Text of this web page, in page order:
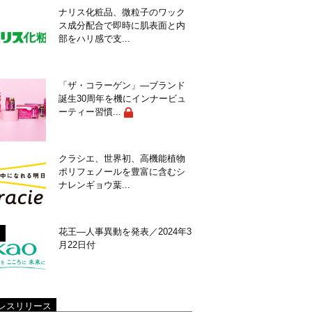
ナリス化粧品、微粒子のワック
ス成分配合で即時に肌表面と内
部をハリ感で支...
「ザ・コラーゲン」―ブランド
誕生30周年を機にインナービュ
ーティー習慣...
クラシエ、世界初、高機能植物
ポリフェノールを豊富に含むシ
ナレンギョウ葉...
花王―人事異動を発表／2024年3
月22日付
スリリース